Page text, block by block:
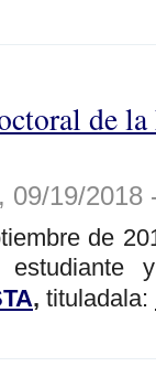
de
09/19/2018
de
, tituladala: